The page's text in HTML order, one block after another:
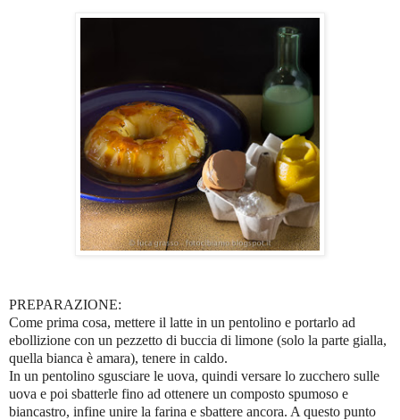
PREPARAZIONE:
Come prima cosa, mettere il latte in un pentolino e portarlo ad
ebollizione con un pezzetto di buccia di limone (solo la parte gialla,
quella bianca è amara), tenere in caldo.
In un pentolino sgusciare le uova, quindi versare lo zucchero sulle
uova e poi sbatterle fino ad ottenere un composto spumoso e
biancastro, infine unire la farina e sbattere ancora. A questo punto